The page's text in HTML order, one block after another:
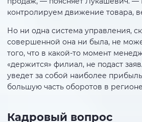
контролируем движение товара,
Но ни одна система управления,
совершенной она ни была, не
того, что в какой-то момент
«держится» филиал, не подаст
уведет за собой наиболее
большую часть оборотов в
Кадровый вопрос